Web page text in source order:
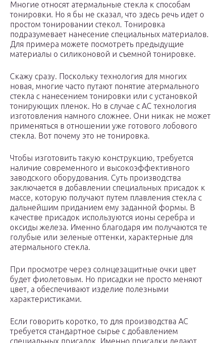
Многие относят атермальные стекла к способам
тонировки. Но я бы не сказал, что здесь речь идет о
простом тонировании стекол. Тонировка
подразумевает нанесение специальных материалов.
Для примера можете посмотреть предыдущие
материалы о силиконовой и съемной тонировке.
Скажу сразу. Поскольку технология для многих
новая, многие часто путают понятие атермального
стекла с нанесением тонировки или с установкой
тонирующих пленок. Но в случае с АС технология
изготовления намного сложнее. Они никак не может
применяться в отношении уже готового лобового
стекла. Вот почему это не тонировка.
Чтобы изготовить такую конструкцию, требуется
наличие современного и высокоэффективного
заводского оборудования. Суть производства
заключается в добавлении специальных присадок к
массе, которую получают путем плавления стекла с
дальнейшим приданием ему заданной формы. В
качестве присадок используются ионы серебра и
оксиды железа. Именно благодаря им получаются те
голубые или зеленые оттенки, характерные для
атермального стекла.
При просмотре через солнцезащитные очки цвет
будет фиолетовым. Но присадки не просто меняют
цвет, а обеспечивают изделие полезными
характеристиками.
Если говорить коротко, то для производства АС
требуется стандартное сырье с добавлением
специальных присадок. Именно присадки делают